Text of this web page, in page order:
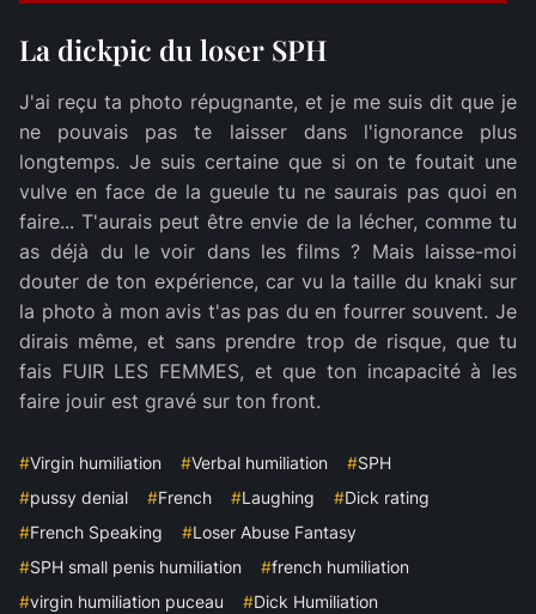
La dickpic du loser SPH
J'ai reçu ta photo répugnante, et je me suis dit que je
ne pouvais pas te laisser dans l'ignorance plus
longtemps. Je suis certaine que si on te foutait une
vulve en face de la gueule tu ne saurais pas quoi en
faire... T'aurais peut être envie de la lécher, comme tu
as déjà du le voir dans les films ? Mais laisse-moi
douter de ton expérience, car vu la taille du knaki sur
la photo à mon avis t'as pas du en fourrer souvent. Je
dirais même, et sans prendre trop de risque, que tu
fais FUIR LES FEMMES, et que ton incapacité à les
faire jouir est gravé sur ton front.
#Virgin humiliation #Verbal humiliation #SPH
#pussy denial #French #Laughing #Dick rating
#French Speaking #Loser Abuse Fantasy
#SPH small penis humiliation #french humiliation
#virgin humiliation puceau #Dick Humiliation